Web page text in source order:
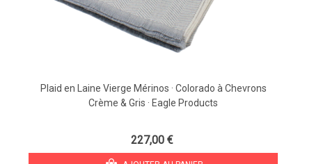
Plaid en Laine Vierge Mérinos · Colorado à Chevrons
Crème & Gris · Eagle Products
227,00 €